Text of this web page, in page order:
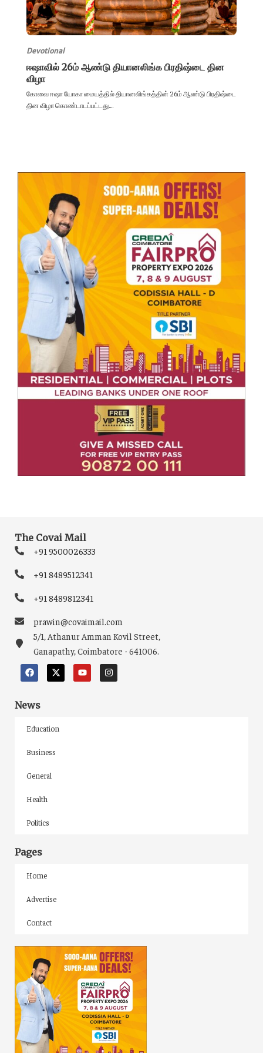
Devotional
ஈஷாவில் 26ம் ஆண்டு தியானலிங்க பிரதிஷ்டை தின
விழா
கோவை ஈஷா யோகா மையத்தில் தியானலிங்கத்தின் 26ம் ஆண்டு பிரதிஷ்டை
தின விழா கொண்டாடப்பட்டது....
The Covai Mail
+91 9500026333
+91 8489512341
+91 8489812341
prawin@covaimail.com
5/1, Athanur Amman Kovil Street,
Ganapathy, Coimbatore - 641006.
News
Education
Business
General
Health
Politics
Pages
Home
Advertise
Contact